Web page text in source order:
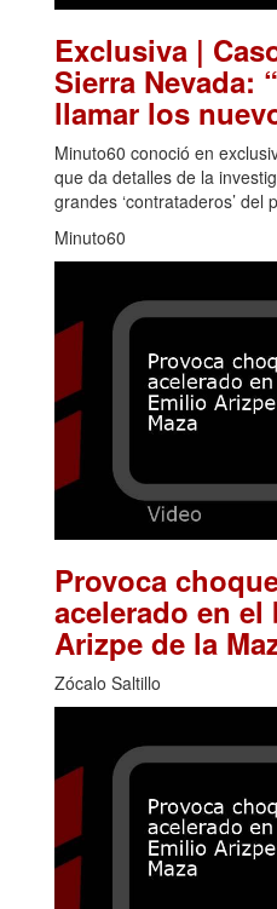
Exclusiva |
Sierra Nevada:
llamar los
Minuto60 conoció en
que da detalles de la
grandes ‘contrataderos’ del
Minuto60
Provoca
acelerado en
Arizpe de la
Zócalo Saltillo